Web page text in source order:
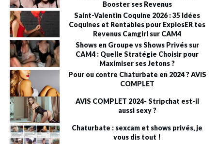
Booster ses Revenus
Saint-Valentin Coquine 2026 : 35 Idées
Coquines et Rentables pour ExplosER tes
Revenus Camgirl sur CAM4
Shows en Groupe vs Shows Privés sur
CAM4 : Quelle Stratégie Choisir pour
Maximiser ses Jetons ?
Pour ou contre Chaturbate en 2024 ? AVIS
COMPLET
AVIS COMPLET 2024- Stripchat est-il
aussi sexy ?
Chaturbate : sexcam et shows privés, je
vous dis tout !